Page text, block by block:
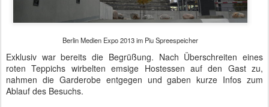
Berlin Medien Expo 2013 im Piu Spreespeicher
Exklusiv war bereits die Begrüßung. Nach Überschreiten eines
roten Teppichs wirbelten emsige Hostessen auf den Gast zu,
nahmen die Garderobe entgegen und gaben kurze Infos zum
Ablauf des Besuchs.